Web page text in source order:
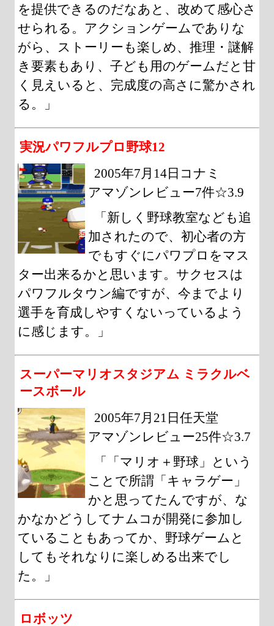
を提供できるのだなあと、改めて感心さ
せられる。アクションゲームでありな
がら、ストーリーも楽しめ、推理・謎解
き要素もあり、子ども用のゲームだと甘
く見えいると、完成度の高さに驚かされ
る。」
実況パワフルプロ野球12
2005年7月14日コナミ
アマゾンレビュー7件☆3.9
「新しく野球教室なども追
加されたので、初心者の方
でもすぐにパワプロをマス
ター出来るかと思います。サクセスは
パワフルタウン編ですが、今までより
選手を育成しやすくないっているよう
に感じます。」
スーパーマリオスタジアム ミラクルベ
ースボール
2005年7月21日任天堂
アマゾンレビュー25件☆3.7
「「マリオ＋野球」という
ことで所謂「キャラゲー」
かと思ってたんですが、な
かなかどうしてナムコが開発に参加し
ていることもあってか、野球ゲームと
してもそれなりに楽しめる出来でし
た。」
ロボッツ